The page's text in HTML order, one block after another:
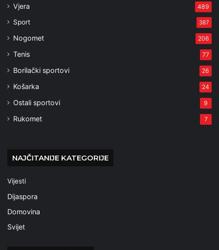
Vjera 489
Sport 387
Nogomet 206
Tenis 77
Borilački sportovi 26
Košarka 24
Ostali sportovi 9
Rukomet 7
NAJČITANIJE KATEGORIJE
Vijesti
Dijaspora
Domovina
Svijet